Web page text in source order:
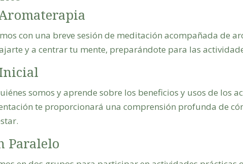
con una breve sesión de meditación acompañada de
y a centrar tu mente, preparándote para las
somos y aprende sobre los beneficios y usos de los
te proporcionará una comprensión profunda de
Paralelo